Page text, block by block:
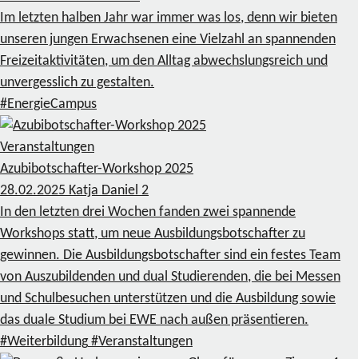
Im letzten halben Jahr war immer was los, denn wir bieten
unseren jungen Erwachsenen eine Vielzahl an spannenden
Freizeitaktivitäten, um den Alltag abwechslungsreich und
unvergesslich zu gestalten.
#EnergieCampus
Veranstaltungen
Azubibotschafter-Workshop 2025
28.02.2025 Katja Daniel 2
In den letzten drei Wochen fanden zwei spannende
Workshops statt, um neue Ausbildungsbotschafter zu
gewinnen. Die Ausbildungsbotschafter sind ein festes Team
von Auszubildenden und dual Studierenden, die bei Messen
und Schulbesuchen unterstützen und die Ausbildung sowie
das duale Studium bei EWE nach außen präsentieren.
#Weiterbildung #Veranstaltungen